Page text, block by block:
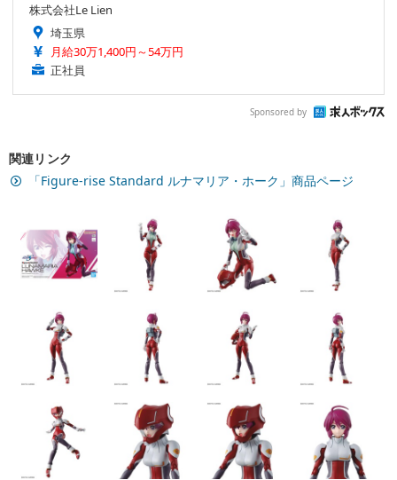
株式会社Le Lien
埼玉県
月給30万1,400円～54万円
正社員
Sponsored by
関連リンク
「Figure-rise Standard ルナマリア・ホーク」商品ページ